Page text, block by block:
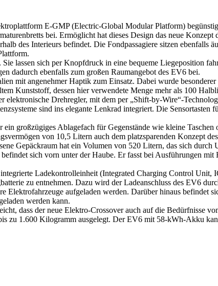
E-GMP (Electric-Global Modular Platform)
bei. Ermöglicht hat dieses Design das neue Konzept
des Interieurs befindet. Die Fondpassagiere sitzen ebenfalls
lassen sich per Knopfdruck in eine bequeme Liegeposition
dadurch ebenfalls zum großen Raumangebot des EV6 bei.
mit angenehmer Haptik zum Einsatz. Dabei wurde
Kunststoff, dessen hier verwendete Menge mehr als 100
Drehregler, mit dem per „Shift-by-Wire“-
sind ins elegante Lenkrad integriert. Die Sensortasten
großzügiges Ablagefach für Gegenstände wie kleine Taschen
von 10,5 Litern auch dem platzsparenden Konzept
Gepäckraum hat ein Volumen von 520 Litern, das sich
sich vorn unter der Haube. Er fasst bei Ausführungen
Ladekontrolleinheit (Integrated Charging Control Unit,
zu entnehmen. Dazu wird der Ladeanschluss des EV6
Elektrofahrzeuge aufgeladen werden. Darüber hinaus befindet
werden kann.
dass der neue Elektro-Crossover auch auf die Bedürfnisse
zu 1.600 Kilogramm ausgelegt. Der EV6 mit 58-kWh-Akku